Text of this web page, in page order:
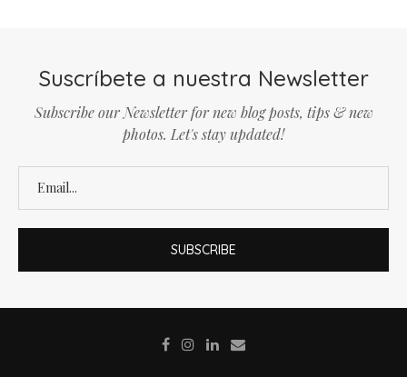
Suscríbete a nuestra Newsletter
Subscribe our Newsletter for new blog posts, tips & new
photos. Let's stay updated!